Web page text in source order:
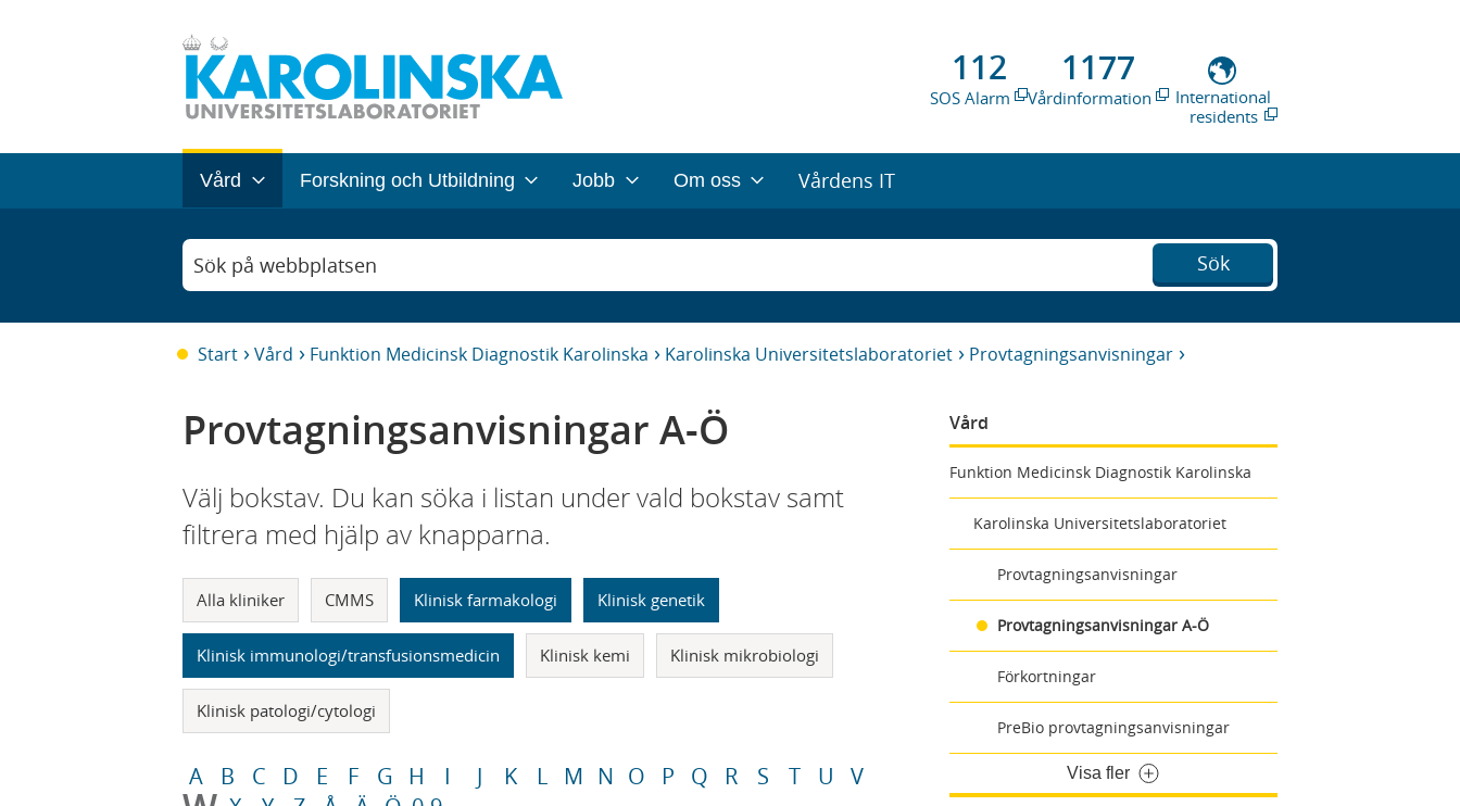
112
SOS Alarm
1177
Vårdinformation
International
residents
Vård Forskning och Utbildning Jobb Om oss Vårdens IT
Sök på webbplatsen Sök
Start Vård Funktion Medicinsk Diagnostik Karolinska Karolinska Universitetslaboratoriet Provtagningsanvisningar
Vård
Funktion Medicinsk Diagnostik Karolinska
Karolinska Universitetslaboratoriet
Provtagningsanvisningar
Provtagningsanvisningar A-Ö
Förkortningar
PreBio provtagningsanvisningar
Visa fler
Provtagningsanvisningar A-Ö
Välj bokstav. Du kan söka i listan under vald bokstav samt
filtrera med hjälp av knapparna.
Alla kliniker CMMS Klinisk farmakologi Klinisk genetik
Klinisk immunologi/transfusionsmedicin Klinisk kemi Klinisk mikrobiologi
Klinisk patologi/cytologi
A B C D E F G H I J K L M N O P Q R S T U V